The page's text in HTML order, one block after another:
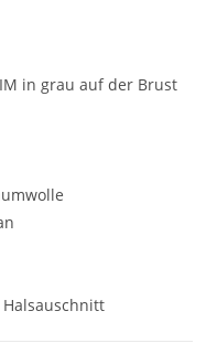
in grau auf der Brust